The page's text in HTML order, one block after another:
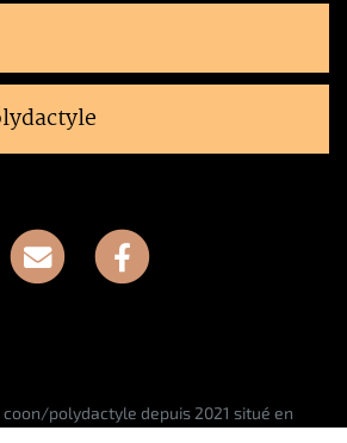
coon/polydactyle depuis 2021 situé en